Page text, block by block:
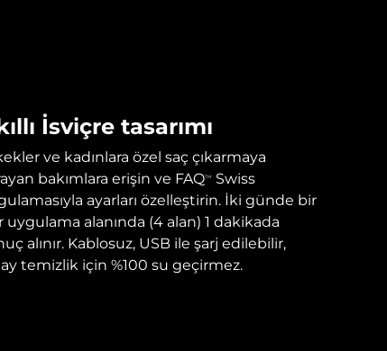
İsviçre tasarımı
ve kadınlara özel saç çıkarmaya
bakımlara erişin ve FAQTM
Swiss
ayarları özelleştirin. İki günde bir
uygulama alanında (4 alan) 1 dakikada
alınır. Kablosuz, USB ile şarj edilebilir,
temizlik için %100 su geçirmez.